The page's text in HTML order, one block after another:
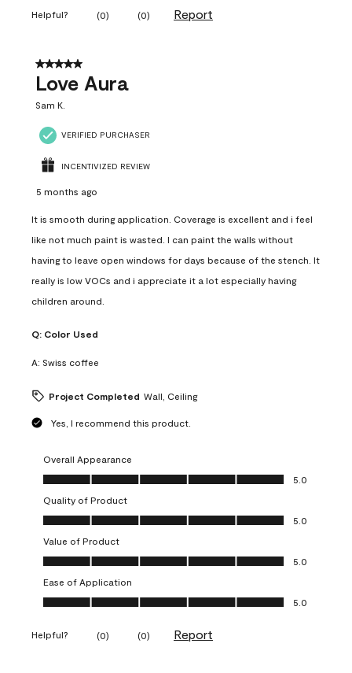
Helpful? (0) (0) Report
5 out of 5 stars.
Love Aura
Sam K.
VERIFIED PURCHASER
INCENTIVIZED REVIEW
5 months ago
It is smooth during application. Coverage is excellent and i feel
like not much paint is wasted. I can paint the walls without
having to leave open windows for days because of the stench. It
really is low VOCs and i appreciate it a lot especially having
children around.
Q: Color Used
A: Swiss coffee
Project Completed Wall, Ceiling
Yes, I recommend this product.
Overall Appearance
Overall Appearance, 5.0 out of 5
5.0
Quality of Product
Quality of Product, 5.0 out of 5
5.0
Value of Product
Value of Product, 5.0 out of 5
5.0
Ease of Application
Ease of Application, 5.0 out of 5
5.0
Helpful? (0) (0) Report